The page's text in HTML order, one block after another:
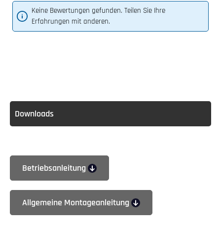
Keine Bewertungen gefunden. Teilen Sie Ihre
Erfahrungen mit anderen.
Downloads
Betriebsanleitung
Allgemeine Montageanleitung